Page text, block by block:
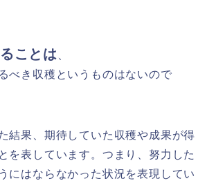
ことは
べき収穫というものはないので
結果、期待していた収穫や成果が得
を表しています。つまり、努力した
にはならなかった状況を表現してい